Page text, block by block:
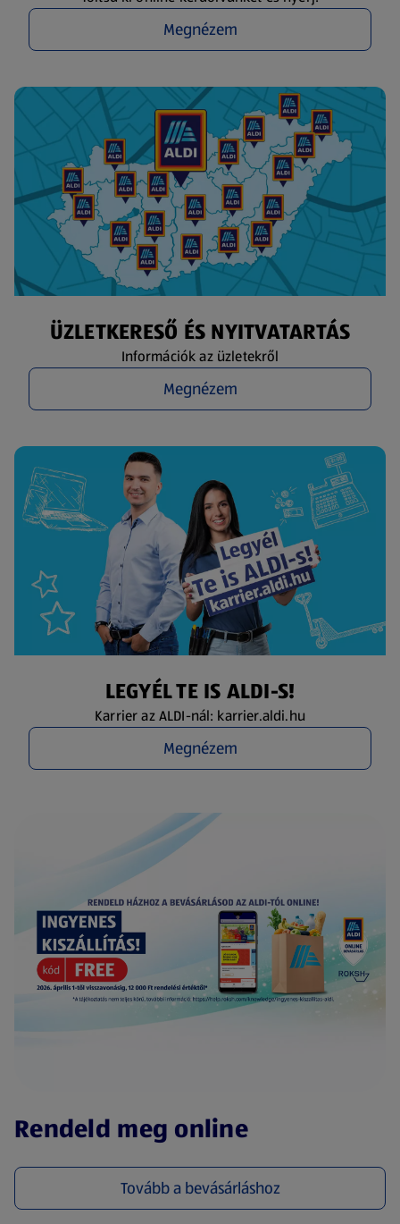
Megnézem
ÜZLETKERESŐ ÉS NYITVATARTÁS
Információk az üzletekről
Megnézem
LEGYÉL TE IS ALDI-S!
Karrier az ALDI-nál: karrier.aldi.hu
Megnézem
Rendeld meg online
Tovább a bevásárláshoz
(új oldalon nyílik meg)